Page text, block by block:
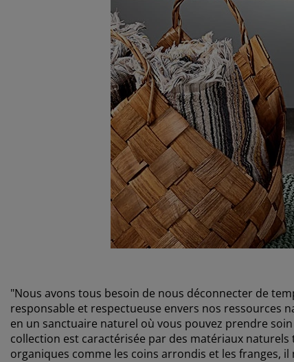
"Nous avons tous besoin de nous déconnecter de
responsable et respectueuse envers nos ressources
en un sanctuaire naturel où vous pouvez prendre
collection est caractérisée par des matériaux
organiques comme les coins arrondis et les franges,